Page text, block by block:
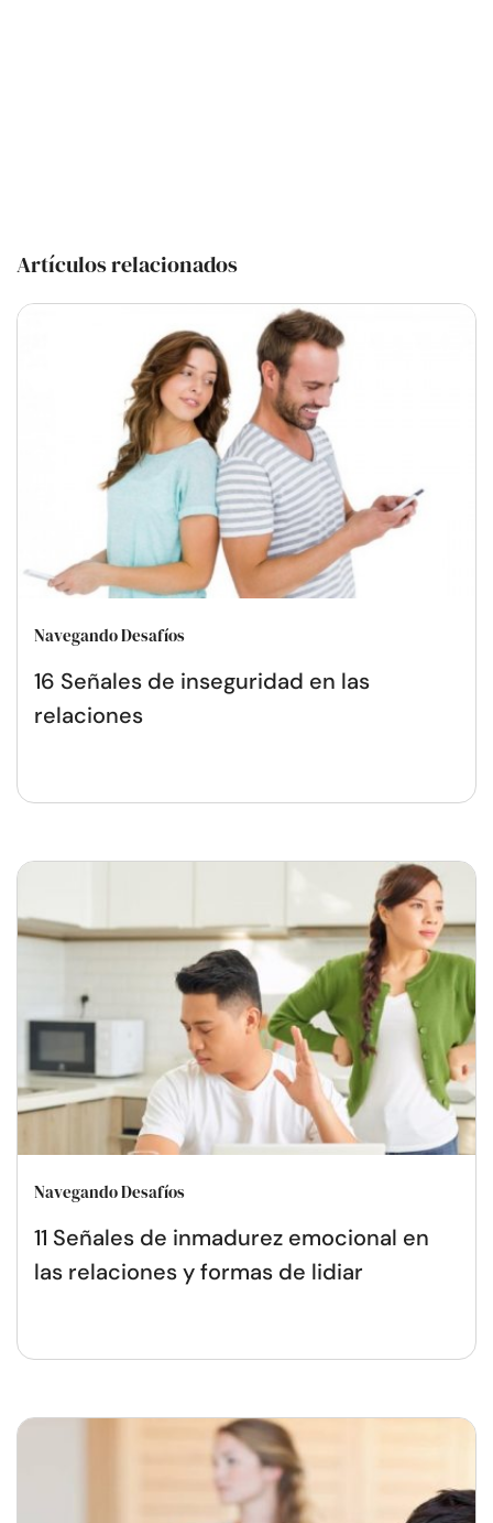
Artículos relacionados
Navegando Desafíos
16 Señales de inseguridad en las
relaciones
Navegando Desafíos
11 Señales de inmadurez emocional en
las relaciones y formas de lidiar